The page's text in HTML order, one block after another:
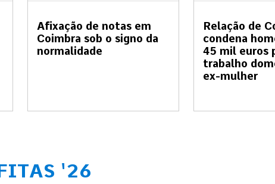
Afixação de notas em
Coimbra sob o signo da
normalidade
Relação de
condena
45 mil euros
trabalho
ex-mulher
'26